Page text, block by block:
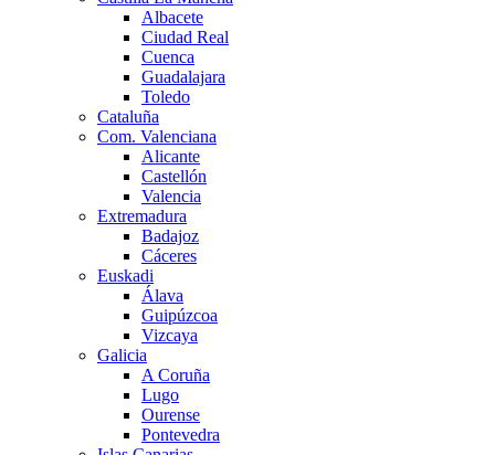
Albacete
Ciudad Real
Cuenca
Guadalajara
Toledo
Cataluña
Com. Valenciana
Alicante
Castellón
Valencia
Extremadura
Badajoz
Cáceres
Euskadi
Álava
Guipúzcoa
Vizcaya
Galicia
A Coruña
Lugo
Ourense
Pontevedra